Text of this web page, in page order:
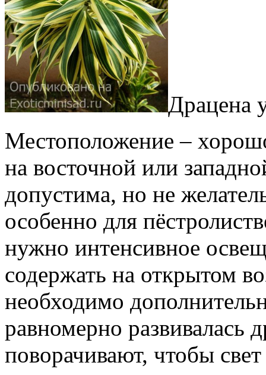
Драцена
Местоположение –
на восточной или
допустима, но не
особенно для
нужно интенсивное
содержать на открытом
необходимо
равномерно развивалась
поворачивают, чтобы